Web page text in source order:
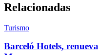
Relacionadas
Turismo
Barceló Hotels,